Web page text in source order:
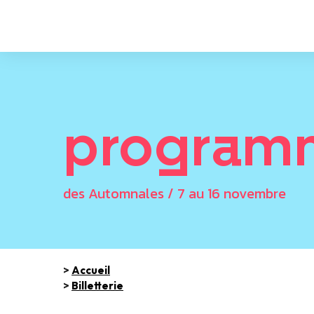
des Automnales / 7 au 16 novembre
> Accueil
> Billetterie